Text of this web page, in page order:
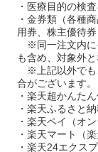
・医療目的の検
・金券類（各種
用券、株主優待
※同一注文内に
も含め、対象外と
※上記以外でも
合がございます。
・楽天超かんた
・楽天ふるさと
・楽天ペイ（オ
・楽天マート（
・楽天24エクス